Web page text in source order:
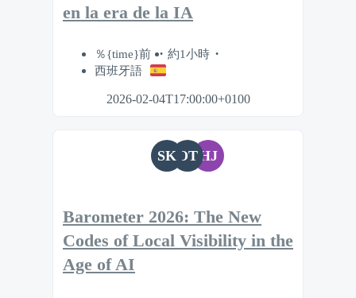
en la era de la IA
％{time}前
約1小時
西班牙語
2026-02-04T17:00:00+0100
SK OT HJ
Barometer 2026: The New
Codes of Local Visibility in the
Age of AI